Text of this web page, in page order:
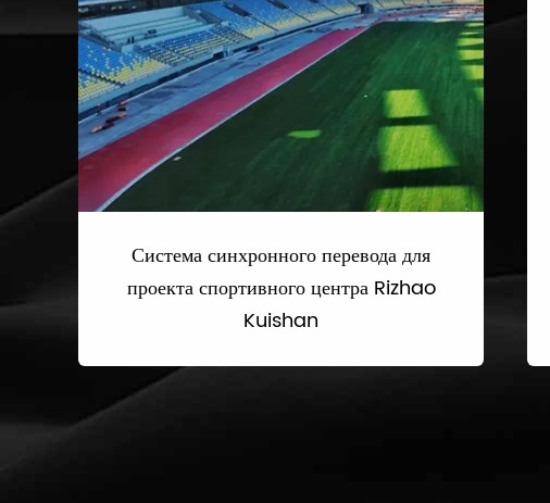
Система синхронного перевода для
проекта спортивного центра Rizhao
Kuishan